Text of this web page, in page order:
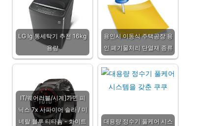
LG lg 통세탁기 추천 16kg
용량
용인시 이동식 주택공장 용
인 폐기물처리 단열재 종류
IT/웨어러블/시계]가민 피
닉스 7x 사파이어 솔라 / 미
네랄 블루 티타늄 - 화이트
대용량 정수기 풀케어 시스